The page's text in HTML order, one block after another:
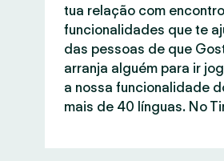
tua relação com
funcionalidades que te
das pessoas de que
arranja alguém para ir
a nossa funcionalidade
mais de 40 línguas. No